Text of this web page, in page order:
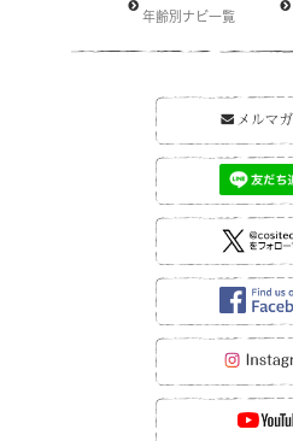
年齢別ナビ一覧